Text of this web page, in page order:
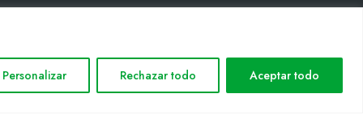
Personalizar Rechazar todo Aceptar todo
INFORMACIÓN LEGAL
Aviso legal